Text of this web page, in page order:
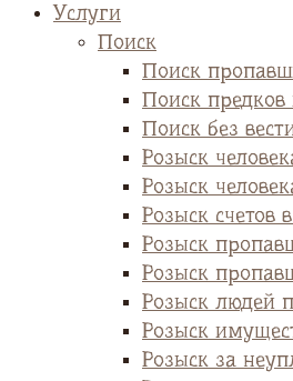
Услуги
Поиск
Поиск
Поиск предков
Поиск без
Розыск
Розыск
Розыск счетов
Розыск
Розыск
Розыск людей
Розыск
Розыск за